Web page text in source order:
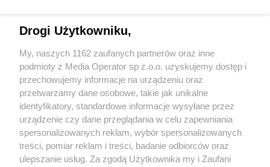
Wydawca mediówlokalnych
Nie zapomnij
zapoznać się z:
polityką prywatności regulamin korzystania z portali
Twojemiasto Skontaktuj się z nami
Drogi Użytkowniku,
My, naszych 1162 zaufanych partnerów oraz inne
podmioty z Media Operator sp z.o.o. uzyskujemy dostęp i
przechowujemy informacje na urządzeniu oraz
przetwarzamy dane osobowe, takie jak unikalne
identyfikatory, standardowe informacje wysyłane przez
urządzenie czy dane przeglądania w celu zapewniania
spersonalizowanych reklam, wybór spersonalizowanych
treści, pomiar reklam i treści, badanie odbiorców oraz
ulepszanie usług. Za zgodą Użytkownika my i Zaufani